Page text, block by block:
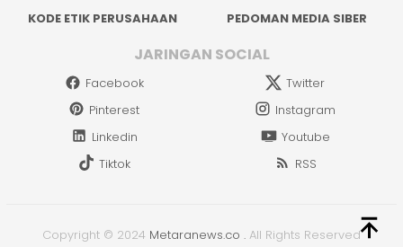
KODE ETIK PERUSAHAAN
PEDOMAN MEDIA SIBER
JARINGAN SOCIAL
Facebook
Twitter
Pinterest
Instagram
Linkedin
Youtube
Tiktok
RSS
Copyright © 2024 Metaranews.co . All Rights Reserved